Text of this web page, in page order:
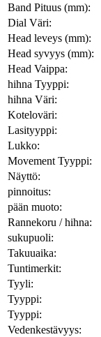
Band Pituus (mm):
Dial Väri:
Head leveys (mm):
Head syvyys (mm):
Head Vaippa:
hihna Tyyppi:
hihna Väri:
Koteloväri:
Lasityyppi:
Lukko:
Movement Tyyppi:
Näyttö:
pinnoitus:
pään muoto:
Rannekoru / hihna:
sukupuoli:
Takuuaika:
Tuntimerkit:
Tyyli:
Tyyppi:
Tyyppi:
Vedenkestävyys: